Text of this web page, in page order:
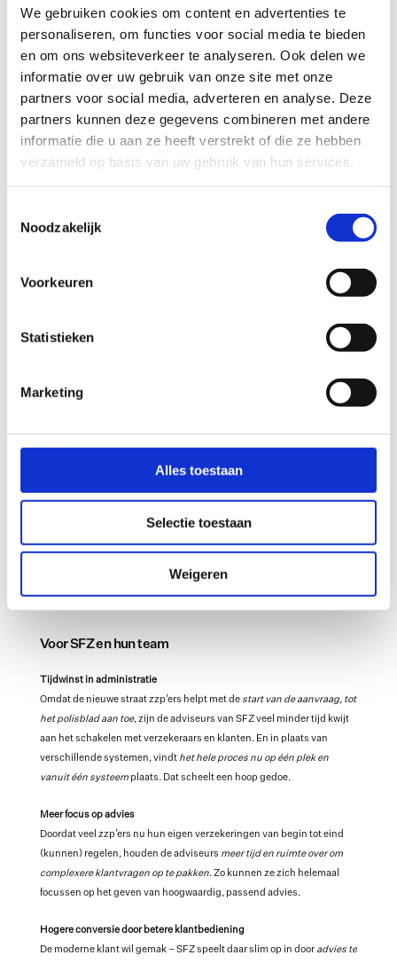
We gebruiken cookies om content en advertenties te
personaliseren, om functies voor social media te bieden
en om ons websiteverkeer te analyseren. Ook delen we
informatie over uw gebruik van onze site met onze
partners voor social media, adverteren en analyse. Deze
partners kunnen deze gegevens combineren met andere
informatie die u aan ze heeft verstrekt of die ze hebben
verzameld op basis van uw gebruik van hun services.
Noodzakelijk
Voorkeuren
Statistieken
Marketing
Alles toestaan
Selectie toestaan
Weigeren
SFZ kent de kracht van digitaal al goed, vooral om klanten te werven.
Door slimme Google advertenties en domeinnamen waar veel op
gezocht wordt, zorgen ze dat klanten bij hen uitkomen. Met de
toevoeging van de digitale verzekeringsstraat, konden deze klanten
(met digitale kennis en voorkeur) in één keer geholpen worden. Nu
zonder dat er veel contact voor nodig was, iets wat goed past bij SFZ
én deze klanten.
Maar niet alle klanten komen via digitale kanalen binnen. Om dat slim
voor klanten die wel liever contact opnemen met SFZ.
De impact: Meer rust voor de adviseur,
sneller zekerheid voor de klant
De implementatie verandert de gang van zaken voor de adviseurs, de
Voor SFZ en hun team
Tijdwinst in administratie
Omdat de nieuwe straat zzp’ers helpt met de start van de aanvraag, tot
het polisblad aan toe, zijn de adviseurs van SFZ veel minder tijd kwijt
aan het schakelen met verzekeraars en klanten. En in plaats van
verschillende systemen, vindt het hele proces nu op één plek en
vanuit één systeem plaats. Dat scheelt een hoop gedoe.
Meer focus op advies
Doordat veel zzp’ers nu hun eigen verzekeringen van begin tot eind
(kunnen) regelen, houden de adviseurs meer tijd en ruimte over om
complexere klantvragen op te pakken. Zo kunnen ze zich helemaal
focussen op het geven van hoogwaardig, passend advies.
Hogere conversie door betere klantbediening
De moderne klant wil gemak – SFZ speelt daar slim op in door advies te